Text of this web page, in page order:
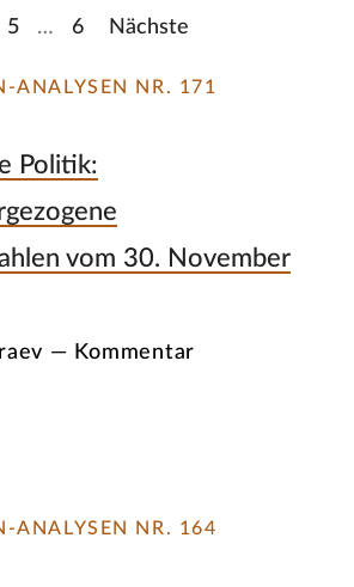
5 … 6 Nächste
ANALYSEN NR. 171
Politik:
vom 30. November
— Kommentar
ANALYSEN NR. 164